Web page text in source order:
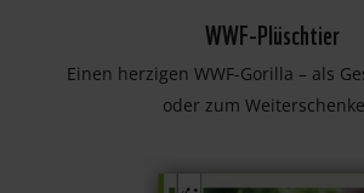
WWF-Plüschtier
Einen herzigen WWF-Gorilla – als
oder zum